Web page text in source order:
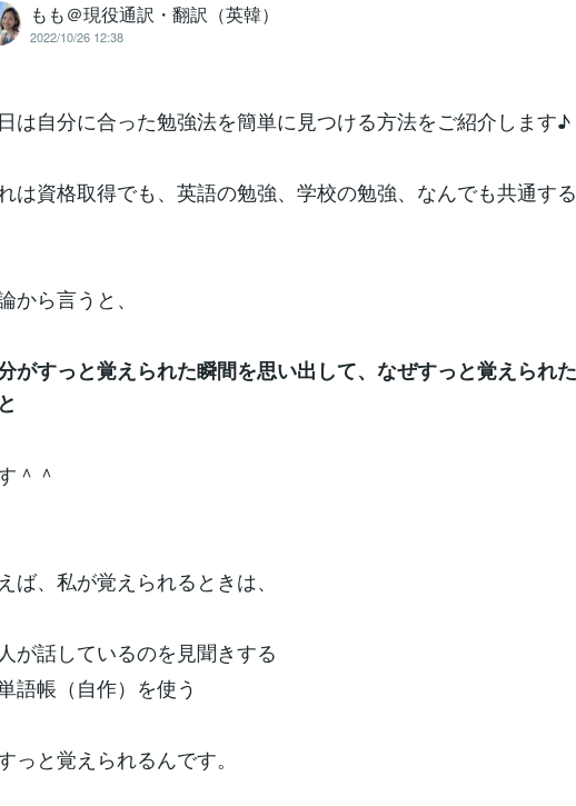
もも＠現役通訳・翻訳（英韓）
2022/10/26 12:38
は自分に合った勉強法を簡単に見つける方法をご紹介します♪
は資格取得でも、英語の勉強、学校の勉強、なんでも共通する
から言うと、
がすっと覚えられた瞬間を思い出して、なぜすっと覚えられ
＾＾
ば、私が覚えられるときは、
が話しているのを見聞きする
語帳（自作）を使う
っと覚えられるんです。